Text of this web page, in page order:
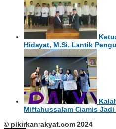
Hidayat, M.Si. Lantik
Miftahussalam Ciamis
© pikirkanrakyat.com 2024